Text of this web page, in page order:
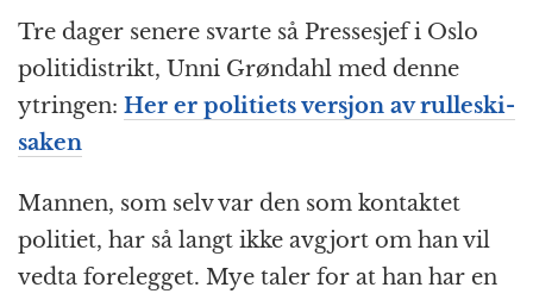
Tre dager senere svarte så Pressesjef i Oslo
politidistrikt, Unni Grøndahl med denne
ytringen: Her er politiets versjon av rulleski-
saken
Mannen, som selv var den som kontaktet
politiet, har så langt ikke avgjort om han vil
vedta forelegget. Mye taler for at han har en